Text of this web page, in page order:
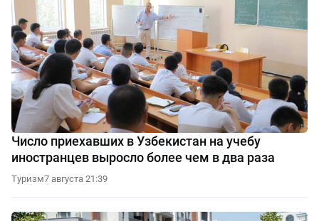
Число приехавших в Узбекистан на учебу
иностранцев выросло более чем в два раза
Туризм7 августа 21:39